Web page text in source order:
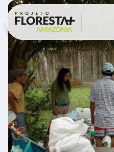
Projeto
Eventos
Contato